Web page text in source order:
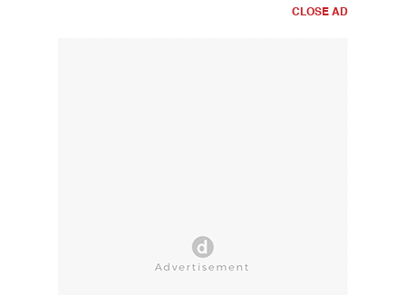
CLOSE AD